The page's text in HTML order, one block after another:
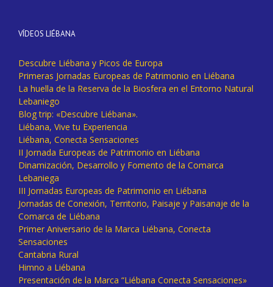
VÍDEOS LIÉBANA
Descubre Liébana y Picos de Europa
Primeras Jornadas Europeas de Patrimonio en Liébana
La huella de la Reserva de la Biosfera en el Entorno Natural
Lebaniego
Blog trip: «Descubre Liébana».
Liébana, Vive tu Experiencia
Liébana, Conecta Sensaciones
II Jornada Europeas de Patrimonio en Liébana
Dinamización, Desarrollo y Fomento de la Comarca
Lebaniega
III Jornadas Europeas de Patrimonio en Liébana
Jornadas de Conexión, Territorio, Paisaje y Paisanaje de la
Comarca de Liébana
Primer Aniversario de la Marca Liébana, Conecta
Sensaciones
Cantabria Rural
Himno a Liébana
Presentación de la Marca “Liébana Conecta Sensaciones»